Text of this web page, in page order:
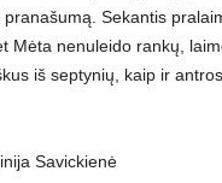
pranašumą. Sekantis
Mėta nenuleido rankų,
iš septynių, kaip ir
Savickienė